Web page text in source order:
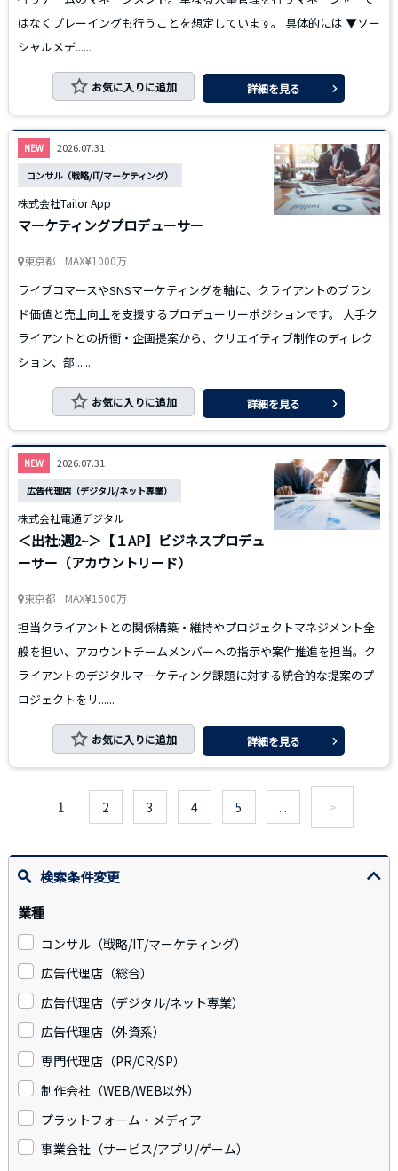
はなくプレーイングも行うことを想定しています。 具体的には ▼ソー
シャルメデ......
お気に入りに追加 詳細を見る
NEW 2026.07.31
コンサル（戦略/IT/マーケティング）
株式会社Tailor App
マーケティングプロデューサー
東京都 MAX 1000万
ライブコマースやSNSマーケティングを軸に、クライアントのブラン
ド価値と売上向上を支援するプロデューサーポジションです。 大手ク
ライアントとの折衝・企画提案から、クリエイティブ制作のディレク
ション、部......
お気に入りに追加 詳細を見る
NEW 2026.07.31
広告代理店（デジタル/ネット専業）
株式会社電通デジタル
＜出社:週2~＞【１AP】ビジネスプロデュ
ーサー（アカウントリード）
東京都 MAX 1500万
担当クライアントとの関係構築・維持やプロジェクトマネジメント全
般を担い、アカウントチームメンバーへの指示や案件推進を担当。ク
ライアントのデジタルマーケティング課題に対する統合的な提案のプ
ロジェクトをリ......
お気に入りに追加 詳細を見る
1 2 3 4 5 ... >
検索条件変更
業種
コンサル（戦略/IT/マーケティング）
広告代理店（総合）
広告代理店（デジタル/ネット専業）
広告代理店（外資系）
専門代理店（PR/CR/SP）
制作会社（WEB/WEB以外）
プラットフォーム・メディア
事業会社（サービス/アプリ/ゲーム）